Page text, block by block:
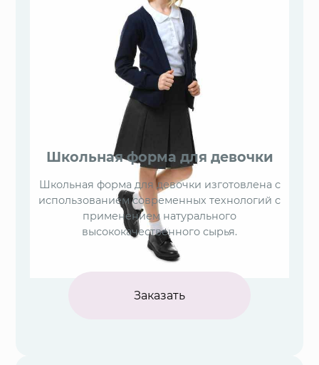
Школьная форма для девочки
Школьная форма для девочки изготовлена с
использованием современных технологий с
применением натурального
высококачественного сырья.
Заказать